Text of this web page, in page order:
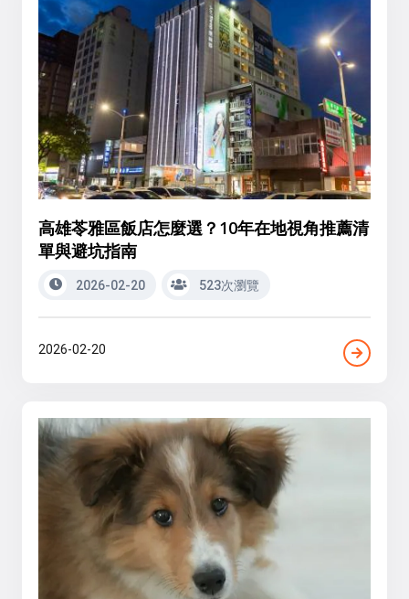
高雄苓雅區飯店怎麼選？10年在地視角推薦清
單與避坑指南
2026-02-20 523次瀏覽
2026-02-20